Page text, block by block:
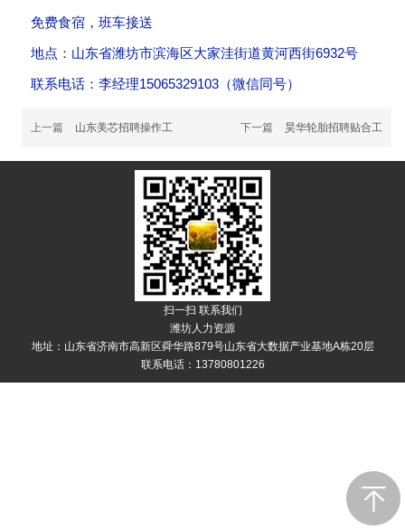
免费食宿，班车接送
地点：山东省潍坊市滨海区大家洼街道黄河西街6932号
联系电话：李经理15065329103（微信同号）
上一篇 山东美芯招聘操作工 下一篇 昊华轮胎招聘贴合工
扫一扫 联系我们
潍坊人力资源
地址：山东省济南市高新区舜华路879号山东省大数据产业基地A栋20层
联系电话：13780801226